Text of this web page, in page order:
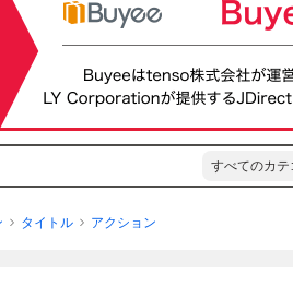
すべてのカテ
タイトル アクション